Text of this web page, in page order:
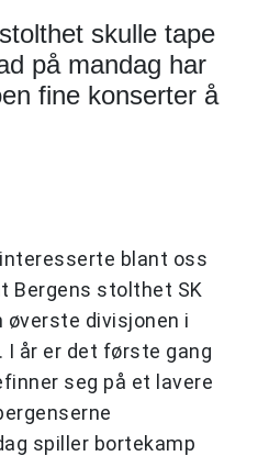
skulle tape
på mandag har
fine konserter å
blant oss
Bergens stolthet SK
øverste divisjonen i
år er det første gang
seg på et lavere
spiller bortekamp